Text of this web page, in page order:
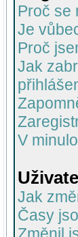
Proč se
Je
Proč
Jak
V
Jak
Časy